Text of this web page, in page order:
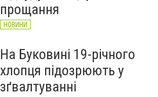
прощання
НОВИНИ
На Буковині 19-річного
хлопця підозрюють у
зґвалтуванні